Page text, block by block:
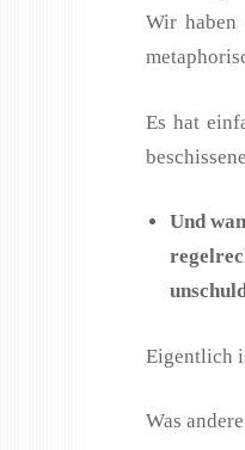
Wir haben
Es hat
Und
Eigentlich
Was